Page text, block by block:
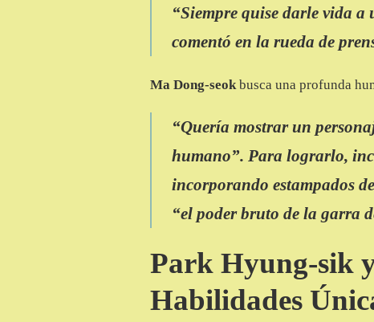
“Siempre quise darle vida
comentó en la rueda de
Ma Dong-seok busca una profunda
“Quería mostrar un
humano”. Para lograrlo,
incorporando estampados
“el poder bruto de la garra
Park Hyung-sik
Habilidades